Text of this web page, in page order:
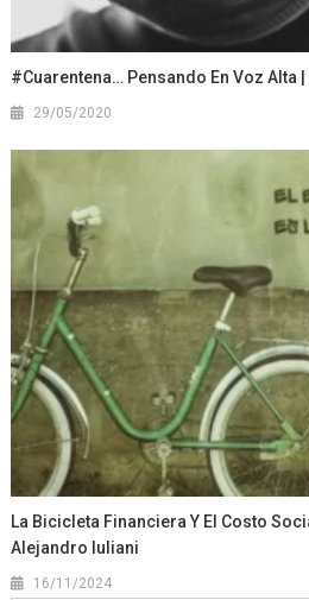
#Cuarentena… Pensando En Voz Alta
29/05/2020
La Bicicleta Financiera Y El Costo
Alejandro Iuliani
16/11/2024